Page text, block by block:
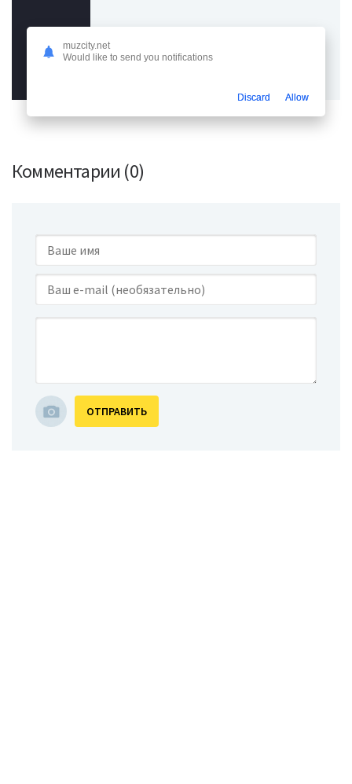
Узбекские и казахские песни, 16.08.24
Комментарии (0)
ОТПРАВИТЬ
muzcity.net
Would like to send you notifications
Discard Allow